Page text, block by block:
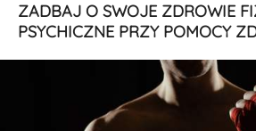
ZADBAJ O SWOJE ZDROWIE
PSYCHICZNE PRZY POMOCY